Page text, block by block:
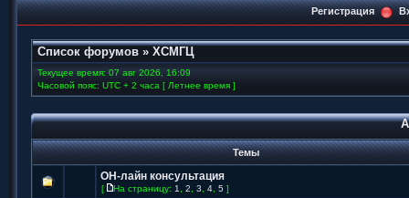
Регистрация
Список форумов » ХСМГЦ
Текущее время: 07 авг 2026, 16:09
Часовой пояс: UTC + 2 часа [ Летнее время ]
Темы
ОН-лайн консультация
[ На страницу: 1 2 3 4 5 ]